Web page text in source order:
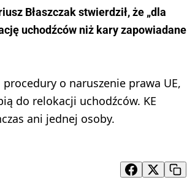
Błaszczak stwierdził, że „dla
uchodźców niż kary zapowiadane
o naruszenie prawa UE,
do relokacji uchodźców. KE
ani jednej osoby.